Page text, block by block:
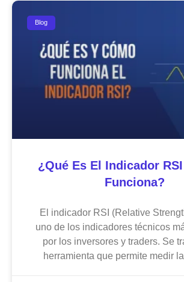
Blog
¿Qué Es El Indicador
Funciona?
El indicador RSI (Relative
uno de los indicadores técnicos
por los inversores y traders. Se
herramienta que permite medir